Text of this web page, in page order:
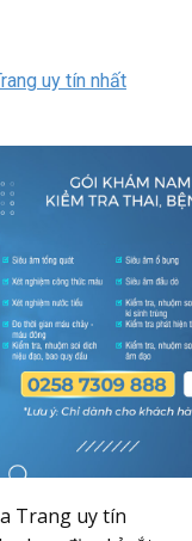
uy tín nhất
Trang uy tín